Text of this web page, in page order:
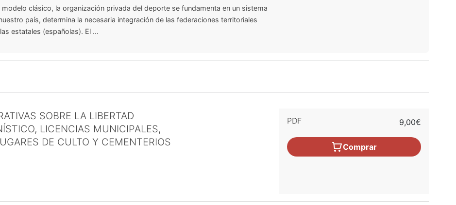
modelo clásico, la organización privada del deporte se fundamenta en un sistema
país, determina la necesaria integración de las federaciones territoriales
estatales (españolas). El ...
SOBRE LA LIBERTAD
LICENCIAS MUNICIPALES,
DE CULTO Y CEMENTERIOS
PDF 9,00€
Comprar